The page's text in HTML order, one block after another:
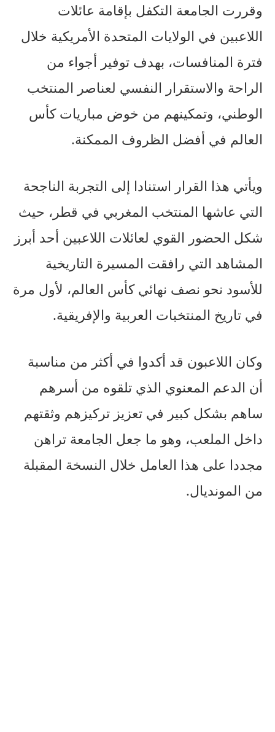
وقررت الجامعة التكفل بإقامة عائلات
اللاعبين في الولايات المتحدة الأمريكية خلال
فترة المنافسات، بهدف توفير أجواء من
الراحة والاستقرار النفسي لعناصر المنتخب
الوطني، وتمكينهم من خوض مباريات كأس
العالم في أفضل الظروف الممكنة.
ويأتي هذا القرار استنادا إلى التجربة الناجحة
التي عاشها المنتخب المغربي في قطر، حيث
شكل الحضور القوي لعائلات اللاعبين أحد أبرز
المشاهد التي رافقت المسيرة التاريخية
للأسود نحو نصف نهائي كأس العالم، لأول مرة
في تاريخ المنتخبات العربية والإفريقية.
وكان اللاعبون قد أكدوا في أكثر من مناسبة
أن الدعم المعنوي الذي تلقوه من أسرهم
ساهم بشكل كبير في تعزيز تركيزهم وثقتهم
داخل الملعب، وهو ما جعل الجامعة تراهن
مجددا على هذا العامل خلال النسخة المقبلة
من المونديال.